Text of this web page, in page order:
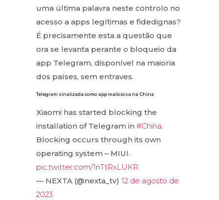
uma última palavra neste controlo no
acesso a apps legítimas e fidedignas?
É precisamente esta a questão que
ora se levanta perante o bloqueio da
app Telegram, disponível na maioria
dos países, sem entraves.
Telegram sinalizada como app maliciosa na China
Xiaomi has started blocking the
installation of Telegram in #China.
Blocking occurs through its own
operating system – MIUI.
pic.twitter.com/1nTtRxLUKR
— NEXTA (@nexta_tv) 12 de agosto de
2023